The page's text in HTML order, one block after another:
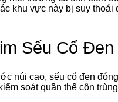
khu vực này bị suy thoái
Sếu Cổ Đen
núi cao, sếu cổ đen
soát quần thể côn